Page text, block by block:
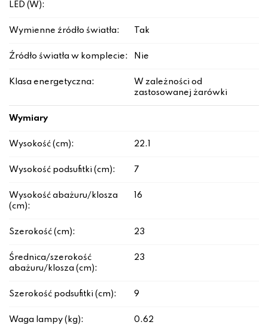
LED (W):
Wymienne źródło światła: Tak
Źródło światła w komplecie: Nie
Klasa energetyczna:
W zależności od
zastosowanej żarówki
Wymiary
Wysokość (cm): 22.1
Wysokość podsufitki (cm): 7
Wysokość abażuru/klosza
(cm):
16
Szerokość (cm): 23
Średnica/szerokość
abażuru/klosza (cm):
23
Szerokość podsufitki (cm): 9
Waga lampy (kg): 0.62